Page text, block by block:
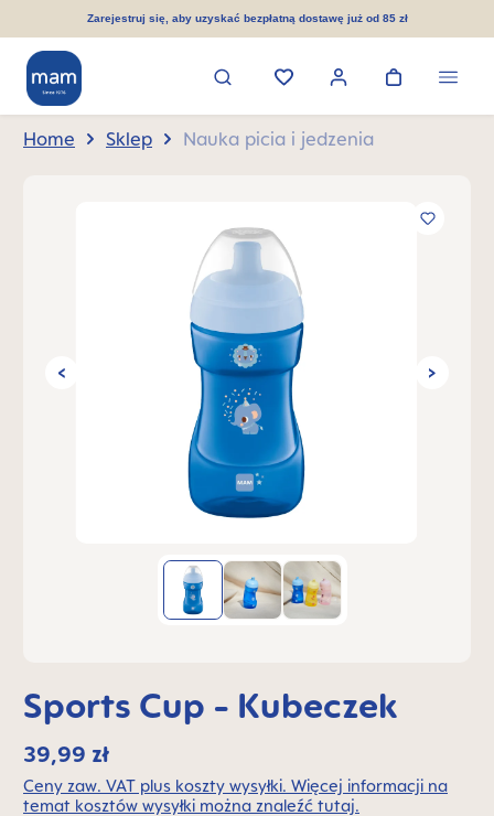
zawartościZarejestruj się, aby uzyskać bezpłatną dostawę już od 85 zł
Home Sklep Nauka picia i jedzenia
Sports Cup - Kubeczek
39,99 zł
Ceny zaw. VAT plus koszty wysyłki. Więcej informacji na
temat kosztów wysyłki można znaleźć tutaj.